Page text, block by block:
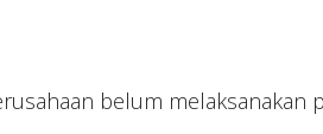
belum melaksanakan